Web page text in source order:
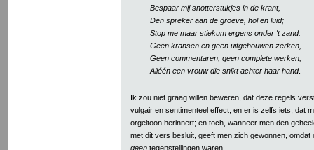
Bespaar mij snotterstukjes in de krant,
Den spreker aan de groeve, hol en luid;
Stop me maar stiekum ergens onder 't zand:
Geen kransen en geen uitgehouwen zerken,
Geen commentaren, geen complete werken,
Alléén een vrouw die snikt achter haar hand.
Ik zou niet graag willen beweren, dat deze regels
vulgair en sentimenteel effect, en er is zelfs iets, dat
orgeltoon herinnert; en toch, wanneer men den
met dit vers besluit, geeft men zich gewonnen, omdat
geen tegenstellingen waren...